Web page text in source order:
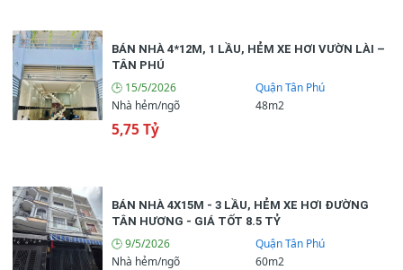
BÁN NHÀ 4*12M, 1 LẦU, HẺM XE HƠI VƯỜN LÀI –
TÂN PHÚ
🕒 15/5/2026
Quận Tân Phú
Nhà hẻm/ngõ
48m2
5,75 Tỷ
BÁN NHÀ 4X15M - 3 LẦU, HẺM XE HƠI ĐƯỜNG
TÂN HƯƠNG - GIÁ TỐT 8.5 TỶ
🕒 9/5/2026
Quận Tân Phú
Nhà hẻm/ngõ
60m2